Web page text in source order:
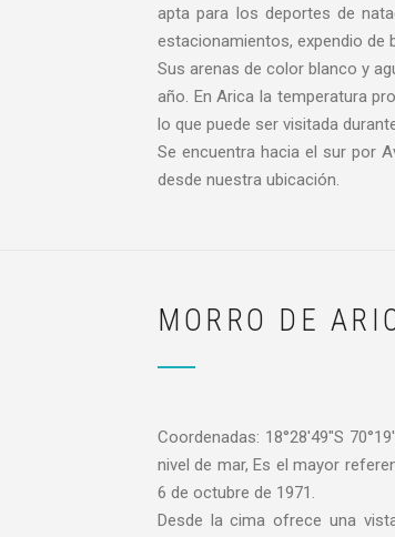
apta para los deportes de
estacionamientos, expendio de
Sus arenas de color blanco y
año. En Arica la temperatura
lo que puede ser visitada
Se encuentra hacia el sur por
desde nuestra ubicación.
MORRO DE
Coordenadas: 18°28′49″S
nivel de mar, Es el mayor
6 de octubre de 1971.
Desde la cima ofrece una